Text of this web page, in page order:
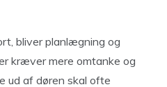
bliver planlægning og
kræver mere omtanke og
ud af døren skal ofte